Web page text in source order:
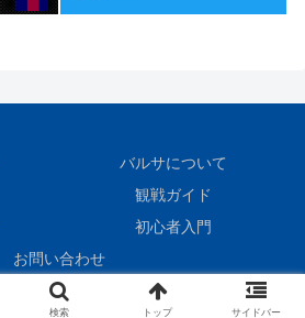
バルサについて
観戦ガイド
初心者入門
お問い合わせ
© 1999 BlauGrana.
検索 トップ サイドバー